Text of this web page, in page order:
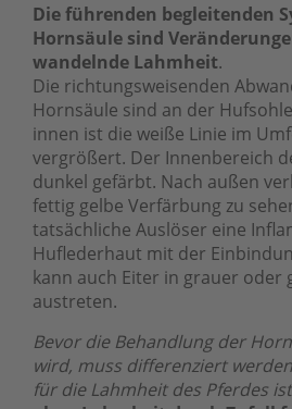
Die führenden begleitenden
Hornsäule sind
wandelnde Lahmheit.
Die richtungsweisenden
Hornsäule sind an der
innen ist die weiße Linie im
vergrößert. Der Innenbereich
dunkel gefärbt. Nach außen
fettig gelbe Verfärbung zu
tatsächliche Auslöser eine
Huflederhaut mit der
kann auch Eiter in grauer oder
austreten.
Bevor die Behandlung der
wird, muss differenziert
für die Lahmheit des Pferdes